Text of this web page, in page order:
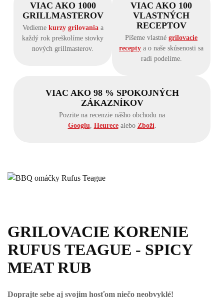
VIAC AKO 1000
GRILLMASTEROV
Vedieme kurzy grilovaniaa
každý rok preškolíme stovky
nových grillmasterov.
VIAC AKO 100
VLASTNÝCH
RECEPTOV
Píšeme vlastné grilovacie
recepty a o naše skúsenosti sa
radi podelíme.
VIAC AKO 98 % SPOKOJNÝCH
ZÁKAZNÍKOV
Pozrite na recenzie nášho obchodu na
Googlu, Heurecealebo Zboží.
GRILOVACIE KORENIE
RUFUS TEAGUE - SPICY
MEAT RUB
Doprajte sebe aj svojim hosťom niečo neobvyklé!